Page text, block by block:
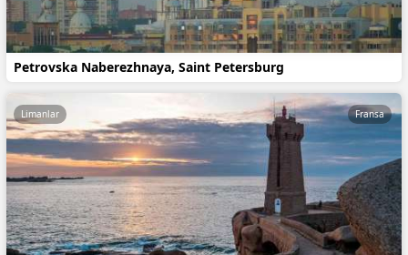
Petrovska Naberezhnaya, Saint Petersburg
Limanlar Fransa